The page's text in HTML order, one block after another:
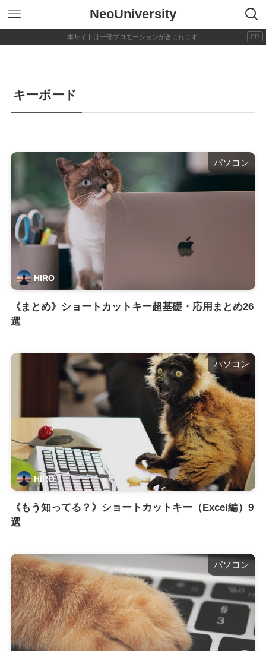
NeoUniversity
キーボード
パソコン
HIRO
《まとめ》ショートカットキー超基礎・応用まとめ26
選
パソコン
HIRO
《もう知ってる？》ショートカットキー（Excel編）9
選
パソコン